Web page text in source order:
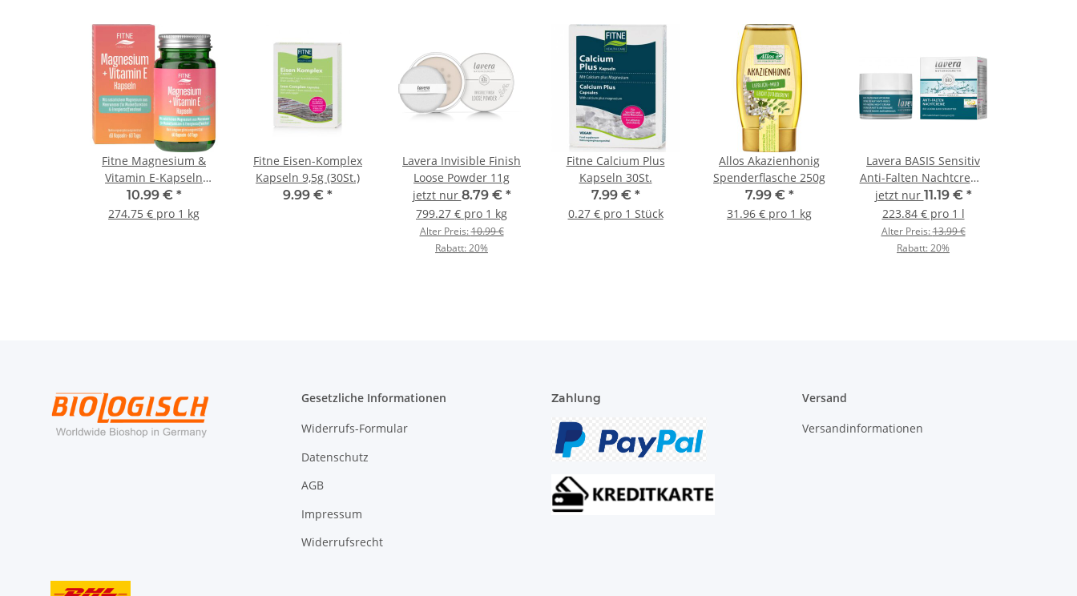
Fitne Magnesium &
Vitamin E-Kapseln
40g/60St.
10.99 € *
274.75 € pro 1 kg
Fitne Eisen-Komplex
Kapseln 9,5g (30St.)
9.99 € *
Lavera Invisible Finish
Loose Powder 11g
jetzt nur 8.79 € *
799.27 € pro 1 kg
Alter Preis:10.99 €
Rabatt:20%
Fitne Calcium Plus
Kapseln 30St.
7.99 € *
0.27 € pro 1 Stück
Allos Akazienhonig
Spenderflasche 250g
7.99 € *
31.96 € pro 1 kg
Lavera BASIS Sensitiv
Anti-Falten Nachtcreme
50 ml
jetzt nur 11.19 € *
223.84 € pro 1 l
Alter Preis:13.99 €
Rabatt:20%
Gesetzliche Informationen
Widerrufs-Formular
Datenschutz
AGB
Impressum
Widerrufsrecht
Zahlung Versand
Versandinformationen